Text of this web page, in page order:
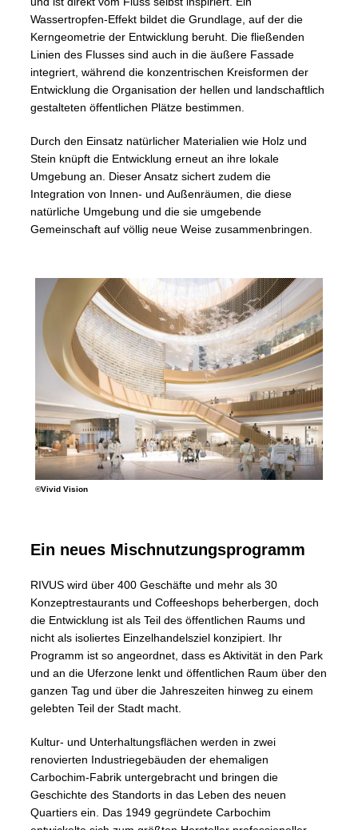
Wassertropfen-Effekt bildet die Grundlage, auf der die
Kerngeometrie der Entwicklung beruht. Die fließenden
Linien des Flusses sind auch in die äußere Fassade
integriert, während die konzentrischen Kreisformen der
Entwicklung die Organisation der hellen und landschaftlich
gestalteten öffentlichen Plätze bestimmen.
Durch den Einsatz natürlicher Materialien wie Holz und
Stein knüpft die Entwicklung erneut an ihre lokale
Umgebung an. Dieser Ansatz sichert zudem die
Integration von Innen- und Außenräumen, die diese
natürliche Umgebung und die sie umgebende
Gemeinschaft auf völlig neue Weise zusammenbringen.
©Vivid Vision
Ein neues Mischnutzungsprogramm
RIVUS wird über 400 Geschäfte und mehr als 30
Konzeptrestaurants und Coffeeshops beherbergen, doch
die Entwicklung ist als Teil des öffentlichen Raums und
nicht als isoliertes Einzelhandelsziel konzipiert. Ihr
Programm ist so angeordnet, dass es Aktivität in den Park
und an die Uferzone lenkt und öffentlichen Raum über den
ganzen Tag und über die Jahreszeiten hinweg zu einem
gelebten Teil der Stadt macht.
Kultur- und Unterhaltungsflächen werden in zwei
renovierten Industriegebäuden der ehemaligen
Carbochim-Fabrik untergebracht und bringen die
Geschichte des Standorts in das Leben des neuen
Quartiers ein. Das 1949 gegründete Carbochim